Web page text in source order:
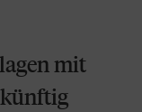
mit